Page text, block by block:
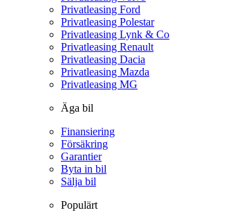
Privatleasing Ford
Privatleasing Polestar
Privatleasing Lynk & Co
Privatleasing Renault
Privatleasing Dacia
Privatleasing Mazda
Privatleasing MG
Äga bil
Finansiering
Försäkring
Garantier
Byta in bil
Sälja bil
Populärt